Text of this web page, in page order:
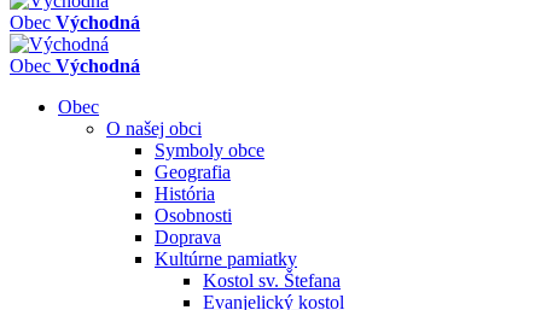
Obec Východná
Obec Východná
Obec
O našej obci
Symboly obce
Geografia
História
Osobnosti
Doprava
Kultúrne pamiatky
Kostol sv. Štefana
Evanjelický kostol